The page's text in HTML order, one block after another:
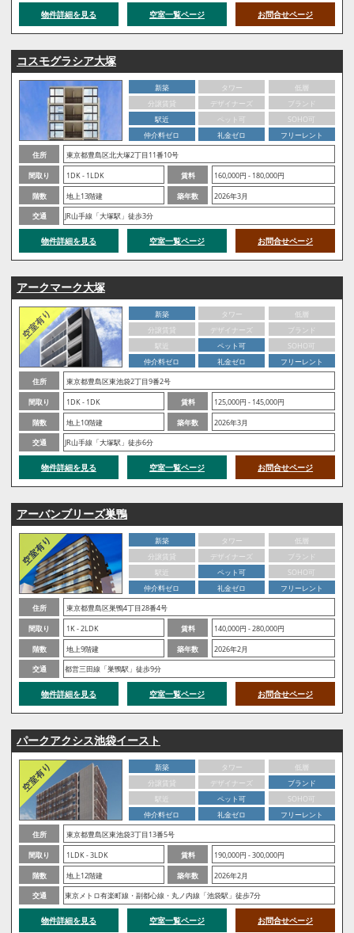
物件詳細を見る 空室一覧ページ お問合せページ
コスモグラシア大塚
新築 タワー
低層
分譲賃貸
デザイナーズ
ブランド
駅近
ペット可
SOHO可
仲介料ゼロ
礼金ゼロ
フリーレント
住所
東京都豊島区北大塚2丁目11番10号
間取り
1DK - 1LDK 賃料
160,000円 - 180,000円
階数
地上13階建 築年数
2026年3月
交通
JR山手線「大塚駅」徒歩3分
物件詳細を見る 空室一覧ページ お問合せページ
アークマーク大塚
新築 タワー
低層
分譲賃貸
デザイナーズ
ブランド
駅近
ペット可
SOHO可
仲介料ゼロ
礼金ゼロ
フリーレント
住所
東京都豊島区東池袋2丁目9番2号
間取り
1DK - 1DK 賃料
125,000円 - 145,000円
階数
地上10階建 築年数
2026年3月
交通
JR山手線「大塚駅」徒歩6分
物件詳細を見る 空室一覧ページ お問合せページ
アーバンブリーズ巣鴨
新築 タワー
低層
分譲賃貸
デザイナーズ
ブランド
駅近
ペット可
SOHO可
仲介料ゼロ
礼金ゼロ
フリーレント
住所
東京都豊島区巣鴨4丁目28番4号
間取り
1K - 2LDK 賃料
140,000円 - 280,000円
階数
地上9階建 築年数
2026年2月
交通
都営三田線「巣鴨駅」徒歩9分
物件詳細を見る 空室一覧ページ お問合せページ
パークアクシス池袋イースト
新築 タワー
低層
分譲賃貸
デザイナーズ
ブランド
駅近
ペット可
SOHO可
仲介料ゼロ
礼金ゼロ
フリーレント
住所
東京都豊島区東池袋3丁目13番5号
間取り
1LDK - 3LDK 賃料
190,000円 - 300,000円
階数
地上12階建 築年数
2026年2月
交通
東京メトロ有楽町線・副都心線・丸ノ内線「池袋駅」徒歩7分
物件詳細を見る 空室一覧ページ お問合せページ